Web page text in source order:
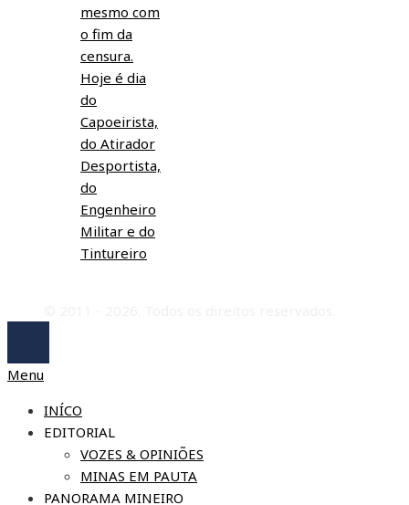
mesmo com
o fim da
censura.
Hoje é dia
do
Capoeirista,
do Atirador
Desportista,
do
Engenheiro
Militar e do
Tintureiro
Menu
INÍCO
EDITORIAL
VOZES & OPINIÕES
MINAS EM PAUTA
PANORAMA MINEIRO